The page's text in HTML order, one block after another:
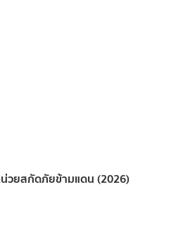
วยสกัดภัยข้ามแดน (2026)